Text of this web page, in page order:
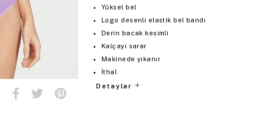
Yüksel bel
Logo desenli elastik bel bandı
Derin bacak kesimli
Kalçayı sarar
Makinede yıkanır
İthal
Detaylar